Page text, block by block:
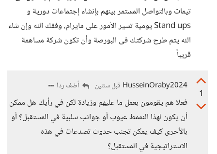
تيمات وبالتواصل المستمر بينهم بإنشاء إجتماعات دورية و
Stand ups يومية تسير الأمور على مايرام، وفقك الله وإن شاء
الله يتم طرح شركتك فى البورصة وأن تكون شركة مساهمة
قريباً
1
HusseinOraby2024 قبل سنتين أضف ردا
فعلا هم يقومون بعمل ما عليهم وزيادة لكن في رأيك هل ممكن
أن يكون لهذا النممط عيوب أو جوانب سلبية في المستقبل؟ أو
بالأحرى كيف يمكن تجنب حدوث تصدعات في هذه
الاستراتيجية في المستقبل؟